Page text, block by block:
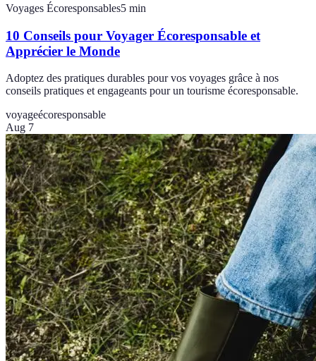
Voyages Écoresponsables5 min
10 Conseils pour Voyager Écoresponsable et
Apprécier le Monde
Adoptez des pratiques durables pour vos voyages grâce à nos
conseils pratiques et engageants pour un tourisme écoresponsable.
voyageécoresponsable
Aug 7